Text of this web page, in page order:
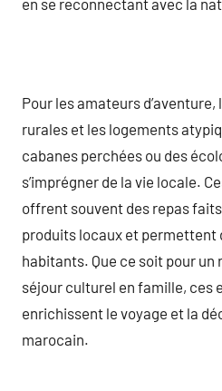
Pour les amateurs d’aventure,
rurales et les logements
cabanes perchées ou des
s’imprégner de la vie locale.
offrent souvent des repas
produits locaux et permettent
habitants. Que ce soit pour un
séjour culturel en famille, ces
enrichissent le voyage et la
marocain.